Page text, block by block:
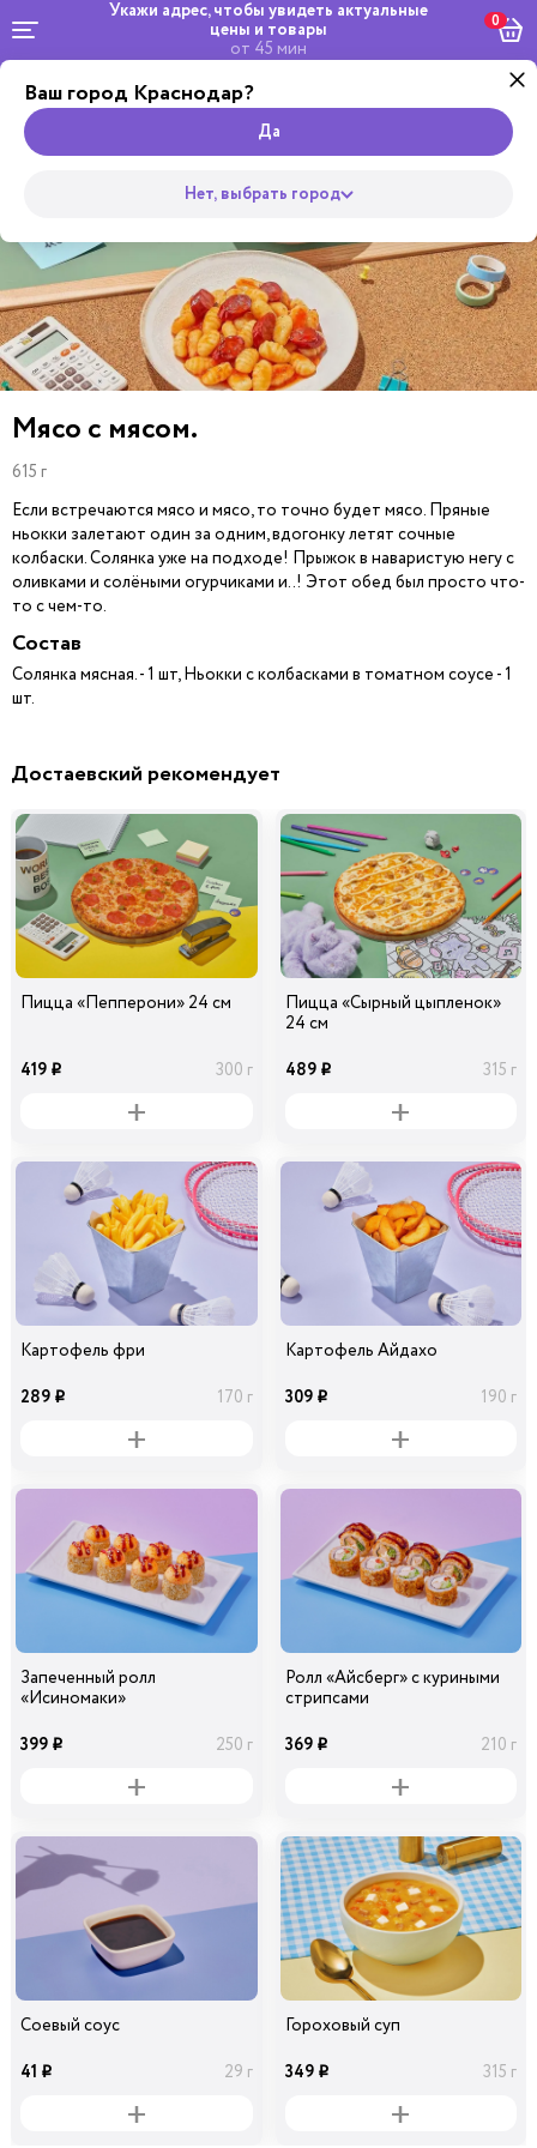
Укажи адрес, чтобы увидеть актуальные
цены и товары
от 45 мин
Ваш город Краснодар?
Да
Нет, выбрать город
0
Роллы
Комбо и
Мясо с мясом.
615 г
Если встречаются мясо и мясо, то точно будет мясо. Пряные
ньокки залетают один за одним, вдогонку летят сочные
колбаски. Солянка уже на подходе! Прыжок в наваристую негу с
оливками и солёными огурчиками и..! Этот обед был просто что-
то с чем-то.
Состав
Солянка мясная. - 1 шт, Ньокки с колбасками в томатном соусе - 1
шт.
Достаевский рекомендует
Пицца «Пепперони» 24 см
419 i 300 г
Пицца «Сырный цыпленок»
24 см
489 i 315 г
Картофель фри
289 i 170 г
Картофель Айдахо
309 i 190 г
Запеченный ролл
«Исиномаки»
399 i 250 г
Ролл «Айсберг» с куриными
стрипсами
369 i 210 г
Соевый соус
41 i 29 г
Гороховый суп
349 i 315 г